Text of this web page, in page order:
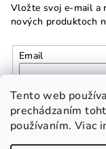
Tento web
prechádzaním
používaním. Viac
Vložte svoj e-mail a
nových produktoch
Email
Vložením e-mailu
osobných údajov
Prihlásiť sa